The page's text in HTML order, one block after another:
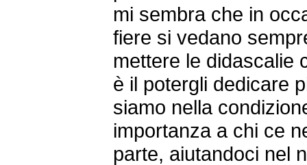
mi sembra che in
fiere si vedano
mettere le didascalie
è il potergli dedicare
siamo nella
importanza a chi ce
parte, aiutandoci nel